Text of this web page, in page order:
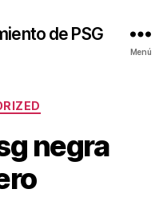
de PSG
Menú
negra